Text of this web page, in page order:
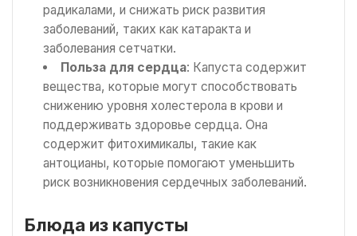
радикалами, и снижать риск развития
заболеваний, таких как катаракта и
заболевания сетчатки.
Польза для сердца: Капуста содержит
вещества, которые могут способствовать
снижению уровня холестерола в крови и
поддерживать здоровье сердца. Она
содержит фитохимикалы, такие как
антоцианы, которые помогают уменьшить
риск возникновения сердечных заболеваний.
Блюда из капусты